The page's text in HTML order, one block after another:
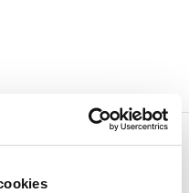
zdarma